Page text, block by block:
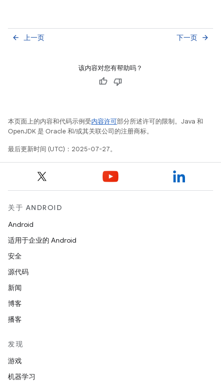
上一页
arrow_back 下一页 arrow_forward
该内容对您有帮助吗？
本页面上的内容和代码示例受内容许可部分所述许可的限制。Java 和
OpenJDK 是 Oracle 和/或其关联公司的注册商标。
最后更新时间 (UTC)：2025-07-27。
关于 ANDROID
Android
适用于企业的 Android
安全
源代码
新闻
博客
播客
发现
游戏
机器学习